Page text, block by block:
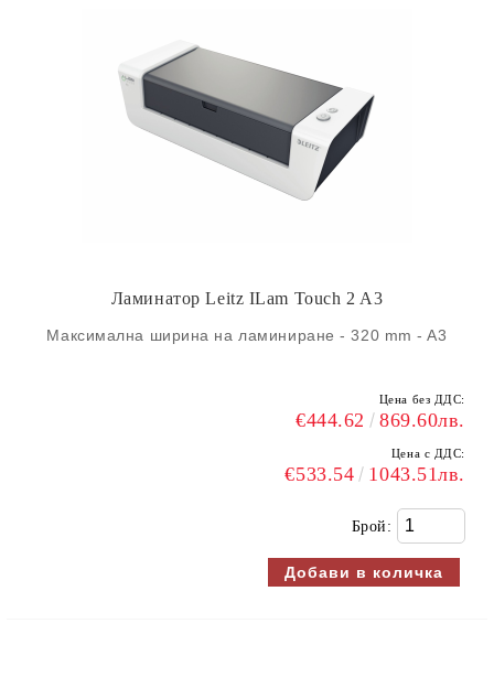
Ламинатор Leitz ILam Touch 2 A3
Максимална ширина на ламиниране - 320 mm - A3
Цена без ДДС:
€444.62 869.60лв.
Цена с ДДС:
€533.54 1043.51лв.
Брой: